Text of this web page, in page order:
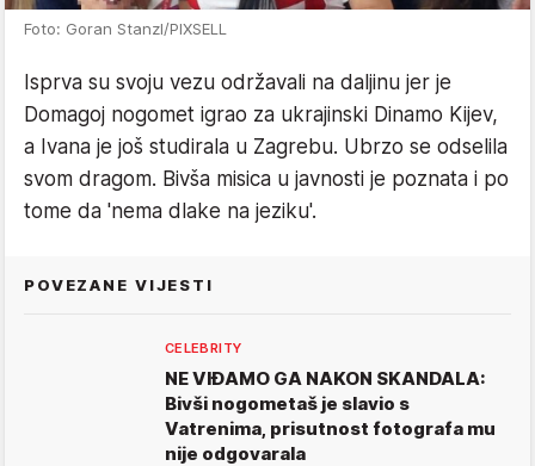
Foto: Goran Stanzl/PIXSELL
Isprva su svoju vezu održavali na daljinu jer je
Domagoj nogomet igrao za ukrajinski Dinamo Kijev,
a Ivana je još studirala u Zagrebu. Ubrzo se odselila
svom dragom. Bivša misica u javnosti je poznata i po
tome da 'nema dlake na jeziku'.
POVEZANE VIJESTI
CELEBRITY
NE VIĐAMO GA NAKON SKANDALA:
Bivši nogometaš je slavio s
Vatrenima, prisutnost fotografa mu
nije odgovarala